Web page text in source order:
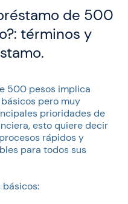
de 500
términos y
500 pesos implica
pero muy
prioridades de
esto quiere decir
rápidos y
para todos sus